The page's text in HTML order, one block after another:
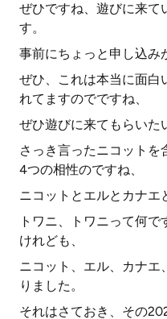
ぜひですね、遊びに来て
す。
事前にちょっと申し込み
ぜひ、これは本当に面白
れてますのでですね、
ぜひ遊びに来てもらいた
さっき言ったニコット
4つの相性のですね、
ニコットとエルとカナエ
トワニ、トワニって何
けれども、
ニコット、エル、カナエ
りました。
それはさておき、その